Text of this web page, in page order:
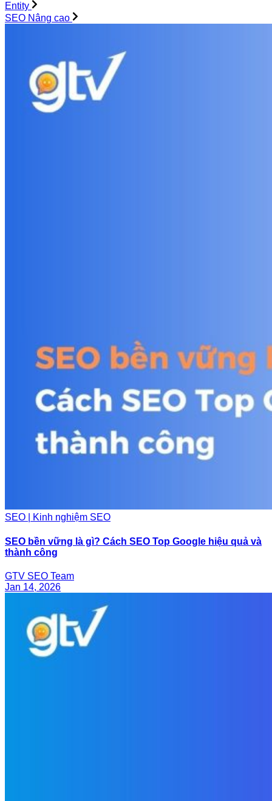
Entity
SEO Nâng cao
SEO | Kinh nghiệm SEO
SEO bền vững là gì? Cách SEO Top Google hiệu quả và
thành công
GTV SEO Team
Jan 14, 2026